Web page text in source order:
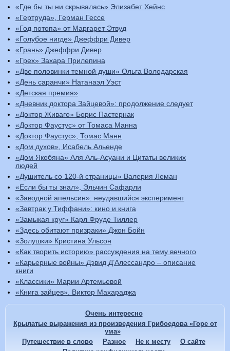
«Где бы ты ни скрывалась» Элизабет Хейнс
«Гертруда», Герман Гессе
«Год потопа» от Маргарет Этвуд
«Голубое нигде» Джеффри Дивер
«Грань» Джеффри Дивер
«Грех» Захара Прилепина
«Две половинки темной души» Ольга Володарская
«День саранчи» Натанаэл Уэст
«Детская премия»
«Дневник доктора Зайцевой»: продолжение следует
«Доктор Живаго» Борис Пастернак
«Доктор Фаустус» от Томаса Манна
«Доктор Фаустус», Томас Манн
«Дом духов», Исабель Альенде
«Дом Якобяна» Аля Аль-Асуани и Цитаты великих
людей
«Душитель со 120-й страницы» Валерия Леман
«Если бы ты знал», Эльчин Сафарли
«Заводной апельсин»: неудавшийся эксперимент
«Завтрак у Тиффани»: кино и книга
«Замыкая круг» Карл Фруде Тиллер
«Здесь обитают призраки» Джон Бойн
«Золушки» Кристина Ульсон
«Как творить историю» рассуждения на тему вечного
«Карьерные войны» Дэвид Д’Алессандро – описание
книги
«Классики» Марии Артемьевой
«Книга зайцев». Виктор Махараджа
Очень интересно
Крылатые выражения из произведения Грибоедова «Горе от
ума»
Путешествие в слово
Разное Не к месту
О сайте